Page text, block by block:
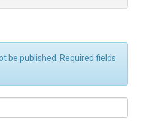
be published. Required fields